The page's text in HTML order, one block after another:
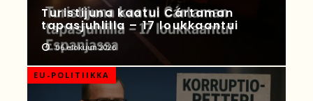
Turistijuna kaatui Cártaman
tapasjuhlilla – 17 loukkaantui
06 elokuun 2026
EU-POLITIIKKA